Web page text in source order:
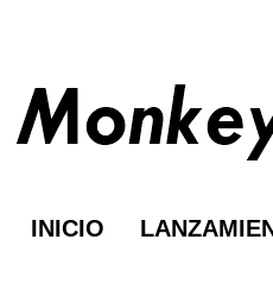
INICIO